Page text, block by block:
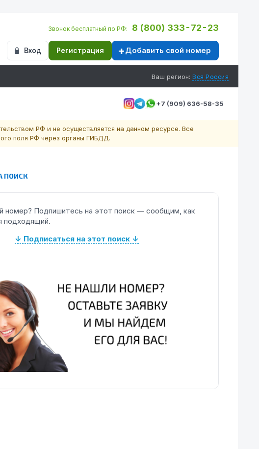
Звонок бесплатный по РФ: 8 (800) 333-72-23
Вход Регистрация Добавить свой номер
Ваш регион: Вся Россия
+7 (909) 636-58-35
РФ и не осуществляется на данном ресурсе. Все
поля РФ через органы ГИБДД.
ПОИСК
номер? Подпишитесь на этот поиск — сообщим, как
подходящий.
↓ Подписаться на этот поиск ↓